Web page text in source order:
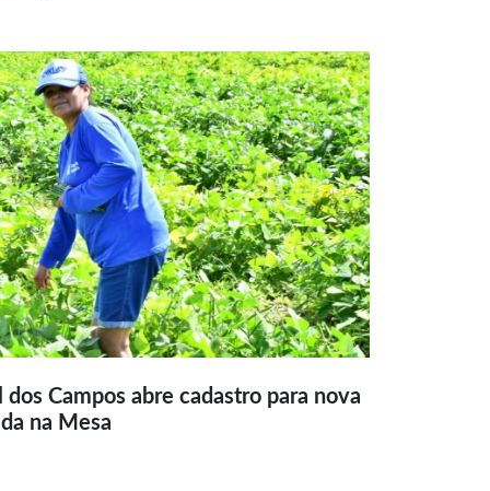
Campos abre cadastro para nova
na Mesa